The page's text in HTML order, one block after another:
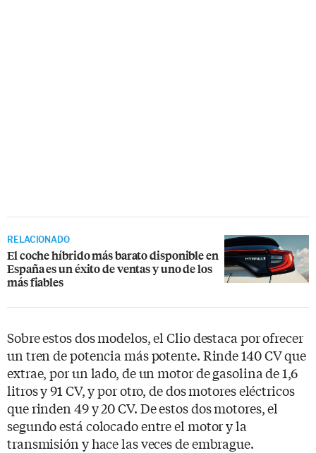
RELACIONADO
El coche híbrido más barato disponible en
España es un éxito de ventas y uno de los
más fiables
Sobre estos dos modelos, el Clio destaca por ofrecer
un tren de potencia más potente. Rinde 140 CV que
extrae, por un lado, de un motor de gasolina de 1,6
litros y 91 CV, y por otro, de dos motores eléctricos
que rinden 49 y 20 CV. De estos dos motores, el
segundo está colocado entre el motor y la
transmisión y hace las veces de embrague.